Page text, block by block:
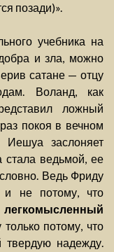
позади)».
учебника на
и зла, можно
сатане — отцу
Воланд, как
ложный
покоя в вечном
Иешуа заслоняет
стала ведьмой, ее
Ведь Фриду
и не потому, что
легкомысленный
потому, что
надежду.